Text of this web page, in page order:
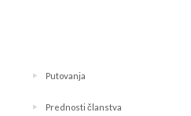
Putovanja
Prednosti članstva